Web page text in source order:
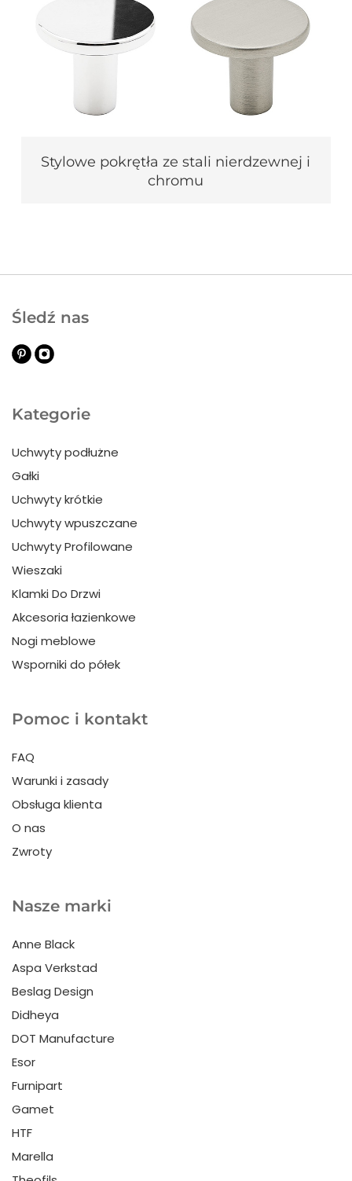
Stylowe pokrętła ze stali nierdzewnej i
chromu
Kategorie
Uchwyty podłużne
Gałki
Uchwyty krótkie
Uchwyty wpuszczane
Uchwyty Profilowane
Wieszaki
Klamki Do Drzwi
Akcesoria łazienkowe
Nogi meblowe
Wsporniki do półek
Pomoc i kontakt
FAQ
Warunki i zasady
Obsługa klienta
O nas
Zwroty
Nasze marki
Anne Black
Aspa Verkstad
Beslag Design
Didheya
DOT Manufacture
Esor
Furnipart
Gamet
HTF
Marella
Śledź nas